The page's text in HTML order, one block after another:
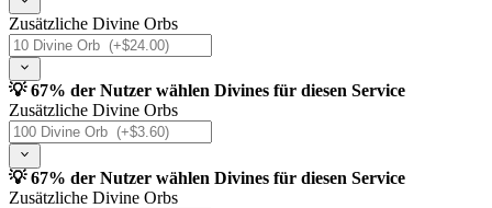
Zusätzliche Divine Orbs
💡 67% der Nutzer wählen Divines für diesen Service
Zusätzliche Divine Orbs
💡 67% der Nutzer wählen Divines für diesen Service
Zusätzliche Divine Orbs